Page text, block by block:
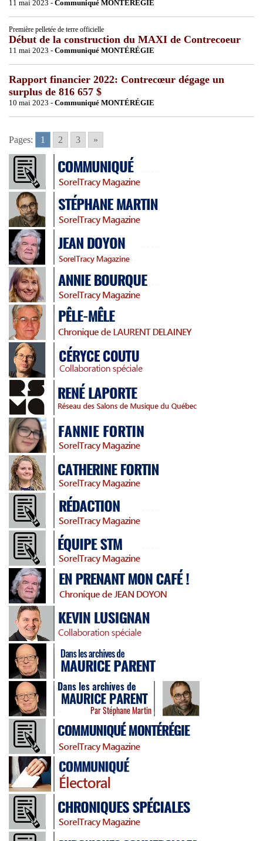
11 mai 2023 - Communiqué MONTÉRÉGIE
Première pelletée de terre officielle
Début de la construction du MAXI de Contrecoeur
11 mai 2023 - Communiqué MONTÉRÉGIE
Rapport financier 2022: Contrecœur dégage un
surplus de 816 657 $
10 mai 2023 - Communiqué MONTÉRÉGIE
Pages: 1 2 3 »